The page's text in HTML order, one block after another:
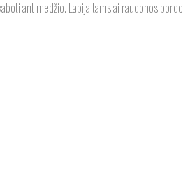
ant medžio. Lapija tamsiai raudonos bordo